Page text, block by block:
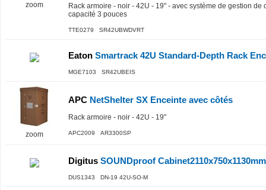
zoom
Rack armoire - noir - 42U - 19" - avec système de gestion
capacité 3 pouces
TTE0279 SR42UBWDVRT
Eaton Smartrack 42U Standard-Depth Rack
MGE7103 SR42UBEIS
zoom
APC NetShelter SX Enceinte avec côtés
Rack armoire - noir - 42U - 19"
APC2009 AR3300SP
Digitus SOUNDproof
DUS1343 DN-19 42U-SO-M